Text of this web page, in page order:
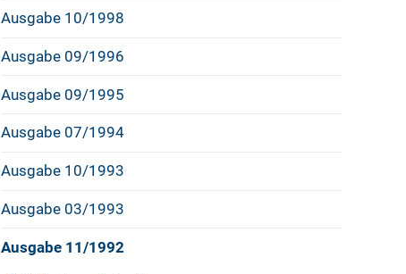
Ausgabe 10/1998
Ausgabe 09/1996
Ausgabe 09/1995
Ausgabe 07/1994
Ausgabe 10/1993
Ausgabe 03/1993
Ausgabe 11/1992